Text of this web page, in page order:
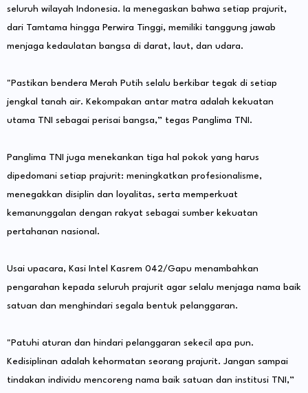
seluruh wilayah Indonesia. Ia menegaskan bahwa setiap prajurit,
dari Tamtama hingga Perwira Tinggi, memiliki tanggung jawab
menjaga kedaulatan bangsa di darat, laut, dan udara.
"Pastikan bendera Merah Putih selalu berkibar tegak di setiap
jengkal tanah air. Kekompakan antar matra adalah kekuatan
utama TNI sebagai perisai bangsa,” tegas Panglima TNI.
Panglima TNI juga menekankan tiga hal pokok yang harus
dipedomani setiap prajurit: meningkatkan profesionalisme,
menegakkan disiplin dan loyalitas, serta memperkuat
kemanunggalan dengan rakyat sebagai sumber kekuatan
pertahanan nasional.
Usai upacara, Kasi Intel Kasrem 042/Gapu menambahkan
pengarahan kepada seluruh prajurit agar selalu menjaga nama baik
satuan dan menghindari segala bentuk pelanggaran.
"Patuhi aturan dan hindari pelanggaran sekecil apa pun.
Kedisiplinan adalah kehormatan seorang prajurit. Jangan sampai
tindakan individu mencoreng nama baik satuan dan institusi TNI,”